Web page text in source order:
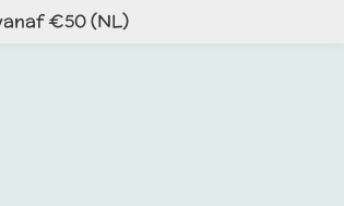
€50 (NL)